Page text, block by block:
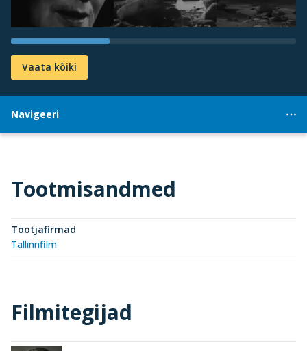
Vaata kõiki
Navigeeri
Tootmisandmed
Tootjafirmad
Tallinnfilm
Filmitegijad